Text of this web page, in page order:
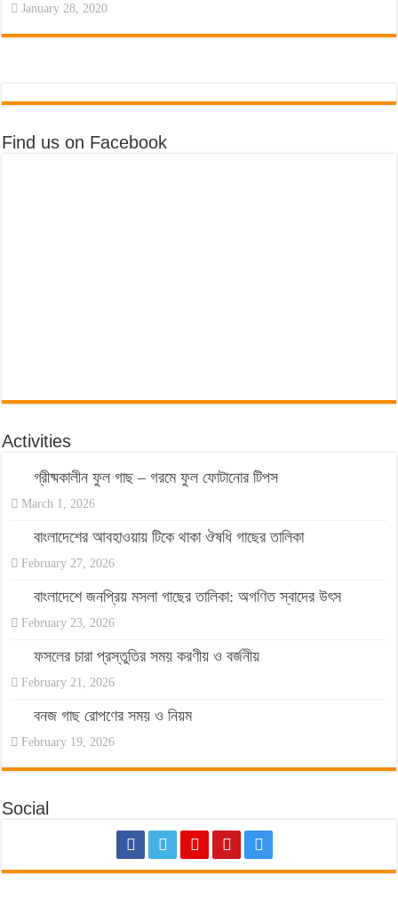
January 28, 2020
Find us on Facebook
Activities
গ্রীষ্মকালীন ফুল গাছ – গরমে ফুল ফোটানোর টিপস
March 1, 2026
বাংলাদেশের আবহাওয়ায় টিকে থাকা ঔষধি গাছের তালিকা
February 27, 2026
বাংলাদেশে জনপ্রিয় মসলা গাছের তালিকা: অগণিত স্বাদের উৎস
February 23, 2026
ফসলের চারা প্রস্তুতির সময় করণীয় ও বর্জনীয়
February 21, 2026
বনজ গাছ রোপণের সময় ও নিয়ম
February 19, 2026
Social